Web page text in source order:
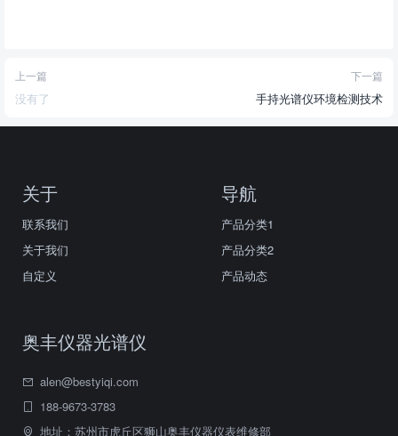
上一篇
没有了
下一篇
手持光谱仪环境检测技术
关于
联系我们
关于我们
自定义
导航
产品分类1
产品分类2
产品动态
奥丰仪器光谱仪
alen@bestyiqi.com
188-9673-3783
地址：苏州市虎丘区狮山奥丰仪器仪表维修部